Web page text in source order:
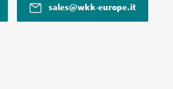
sales@wkk-europe.it